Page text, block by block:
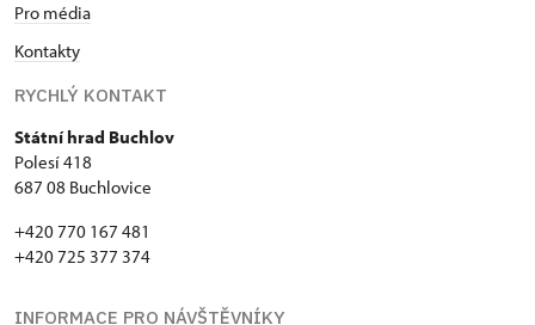
Pro média
Kontakty
RYCHLÝ KONTAKT
Státní hrad Buchlov
Polesí 418
687 08 Buchlovice
+420 770 167 481
+420 725 377 374
INFORMACE PRO NÁVŠTĚVNÍKY